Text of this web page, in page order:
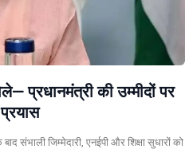
प्रधानमंत्री की उम्मीदों पर
संभाली जिम्मेदारी, एनईपी और शिक्षा सुधारों को